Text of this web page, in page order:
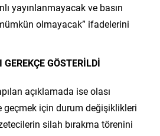
yayınlanmayacak ve basın
olmayacak” ifadelerini
GÖSTERİLDİ
açıklamada ise olası
geçmek için durum değişiklikleri
silah bırakma törenini